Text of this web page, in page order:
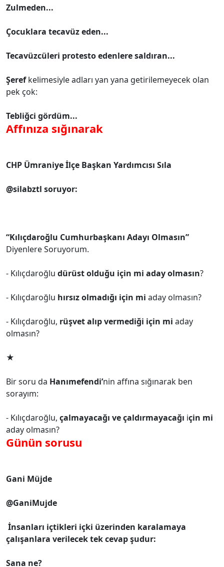
Zulmeden...
Çocuklara tecavüz eden...
Tecavüzcüleri protesto edenlere saldıran...
Şerefkelimesiyle adları yan yana getirilemeyecek olan
pek çok:
Tebliğci gördüm...
Affınıza sığınarak
CHP Ümraniye İlçe Başkan Yardımcısı Sıla
@silabztl soruyor:
“Kılıçdaroğlu Cumhurbaşkanı Adayı Olmasın”
Diyenlere Soruyorum.
- Kılıçdaroğlu dürüst olduğu için mi aday olmasın?
- Kılıçdaroğlu hırsız olmadığı için mi aday olmasın?
- Kılıçdaroğlu, rüşvet alıp vermediği için mi aday
olmasın?
★
Bir soru da Hanımefendi’nin affına sığınarak ben
sorayım:
- Kılıçdaroğlu, çalmayacağı ve çaldırmayacağı için mi
aday olmasın?
Günün sorusu
Gani Müjde
@GaniMujde
İnsanları içtikleri içki üzerinden karalamaya
çalışanlara verilecek tek cevap şudur:
Sana ne?